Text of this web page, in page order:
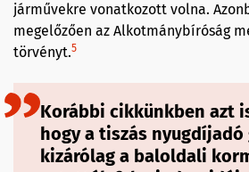
járművekre vonatkozott volna.
megelőzően az Alkotmánybíróság
törvényt.5
Korábbi cikkünkben azt
hogy a tiszás
kizárólag a baloldali